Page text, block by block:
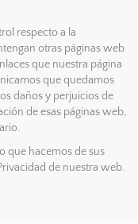
respecto a la
otras páginas web
que nuestra página
que quedamos
daños y perjuicios de
de esas páginas web,
que hacemos de sus
de nuestra web.